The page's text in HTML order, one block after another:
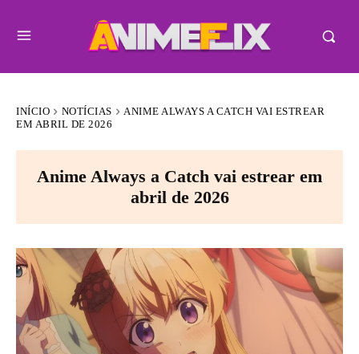
INÍCIO NOTÍCIAS
ANIME ALWAYS A CATCH VAI ESTREAR
EM ABRIL DE 2026
Anime Always a Catch vai estrear em
abril de 2026